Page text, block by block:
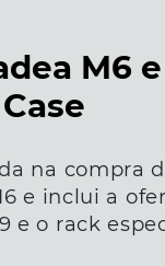
M6 e
na compra
e inclui a
e o rack